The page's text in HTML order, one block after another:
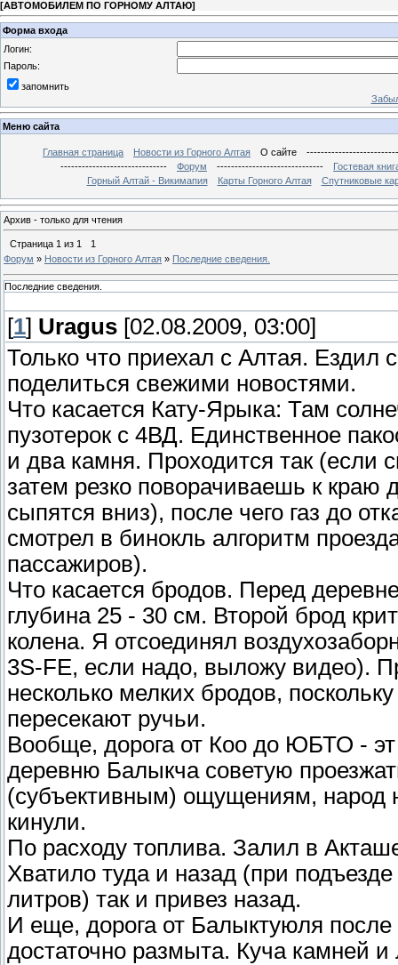
[АВТОМОБИЛЕМ ПО ГОРНОМУ АЛТАЮ]
Форма входа
Логин:
Пароль:
запомнить
Меню сайта
Главная страница Новости из Горного Алтая О сайте
------------------------------
Форум ------------------------------
Гостевая
Горный Алтай - Викимапия
Карты Горного Алтая Спутниковые
Архив - только для чтения
Страница 1 из 1
1
Форум » Новости из Горного Алтая » Последние сведения.
Последние сведения.
[1] Uragus [02.08.2009, 03:00]
Только что приехал с Алтая.
поделиться свежими новостями.
Что касается Кату-Ярыка: Там
пузотерок с 4ВД. Единственное
и два камня. Проходится так (если
затем резко поворачиваешь к краю
сыпятся вниз), после чего газ до
смотрел в бинокль алгоритм
пассажиров).
Что касается бродов. Перед
глубина 25 - 30 см. Второй брод
колена. Я отсоединял
3S-FE, если надо, выложу видео).
несколько мелких бродов,
пересекают ручьи.
Вообще, дорога от Коо до ЮБТО - эт
деревню Балыкча советую
(субъективным) ощущениям, народ
кинули.
По расходу топлива. Залил в
Хватило туда и назад (при
литров) так и привез назад.
И еще, дорога от Балыктуюля
достаточно размыта. Куча камней